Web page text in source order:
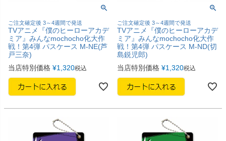
ご注文確定後 3～4週間で発送
TVアニメ『僕のヒーローアカデ
ミア』みんなmochocho化大作
戦！第4弾 パスケース M-NE(芦
戸三奈)
当店特別価格 ¥1,320税込
ご注文確定後 3～4週間で発送
TVアニメ『僕のヒーローアカデ
ミア』みんなmochocho化大作
戦！第4弾 パスケース M-ND(切
島鋭児郎)
当店特別価格 ¥1,320税込